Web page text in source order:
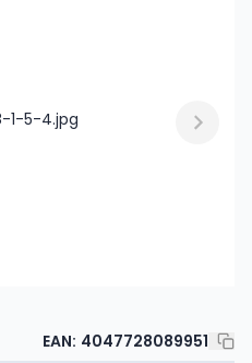
EAN: 4047728089951